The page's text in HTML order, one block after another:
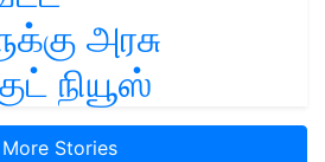
அரசு
நியூஸ்
More Stories